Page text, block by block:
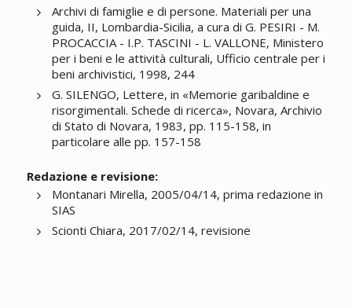
Archivi di famiglie e di persone. Materiali per una
guida, II, Lombardia-Sicilia, a cura di G. PESIRI - M.
PROCACCIA - I.P. TASCINI - L. VALLONE, Ministero
per i beni e le attività culturali, Ufficio centrale per i
beni archivistici, 1998, 244
G. SILENGO, Lettere, in «Memorie garibaldine e
risorgimentali. Schede di ricerca», Novara, Archivio
di Stato di Novara, 1983, pp. 115-158, in
particolare alle pp. 157-158
Redazione e revisione:
Montanari Mirella, 2005/04/14, prima redazione in
SIAS
Scionti Chiara, 2017/02/14, revisione